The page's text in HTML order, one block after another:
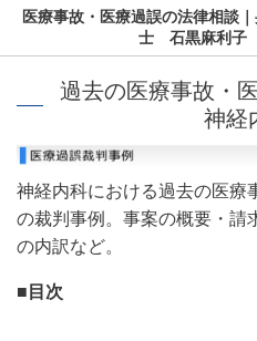
医療事故・医療過誤の法律相談
士 石黒麻利子
過去の医療事故・
神経
神経内科における過去の医療
の裁判事例。事案の概要・請
の内訳など。
■目次